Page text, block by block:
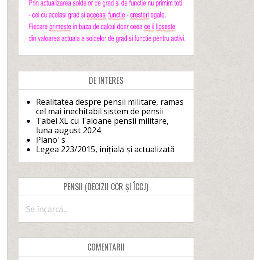
DE INTERES
Realitatea despre pensii militare, ramas
cel mai inechitabil sistem de pensii
Tabel XL cu Taloane pensii militare,
luna august 2024
Plano' s
Legea 223/2015, inițială și actualizată
PENSII (DECIZII CCR ȘI ÎCCJ)
Se încarcă...
COMENTARII